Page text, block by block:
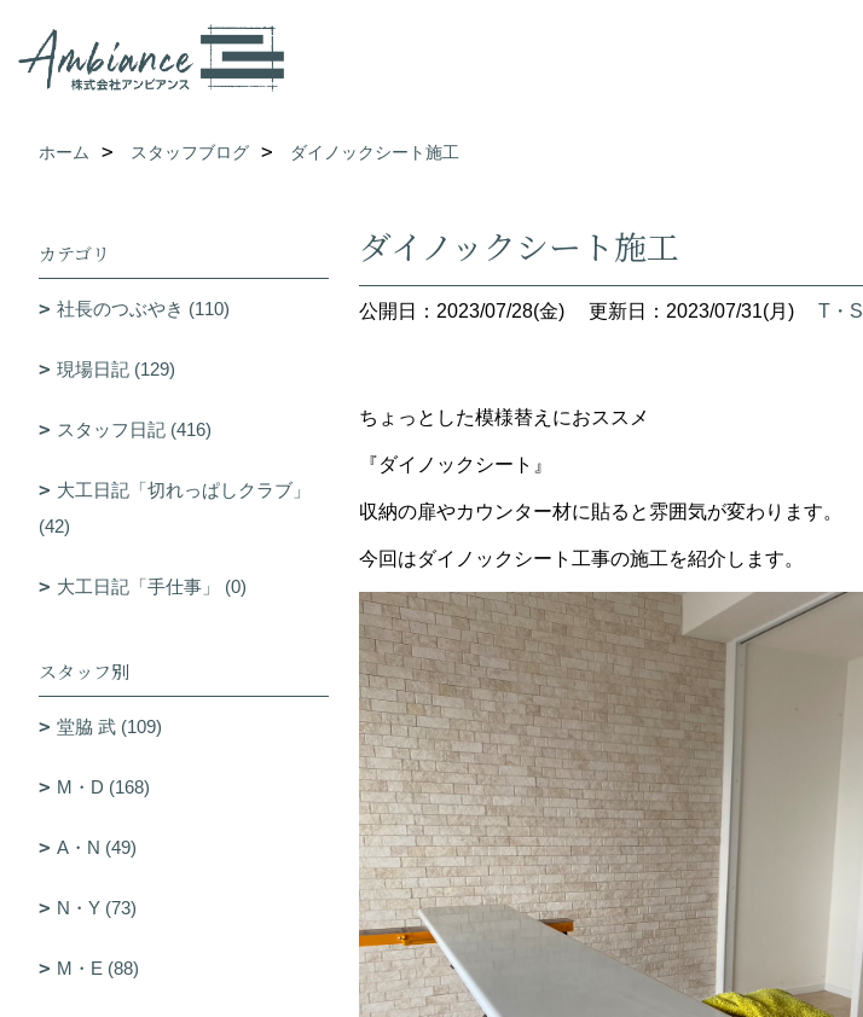
ホーム スタッフブログ ダイノックシート施工
ダイノックシート施工
公開日：2023/07/28(金) 更新日：2023/07/31(月) T・S
ちょっとした模様替えにおススメ
『ダイノックシート』
収納の扉やカウンター材に貼ると雰囲気が変わります。
今回はダイノックシート工事の施工を紹介します。
カテゴリ
社長のつぶやき (110)
現場日記 (129)
スタッフ日記 (416)
大工日記「切れっぱしクラブ」
(42)
大工日記「手仕事」 (0)
スタッフ別
堂脇 武 (109)
M・D (168)
A・N (49)
N・Y (73)
M・E (88)